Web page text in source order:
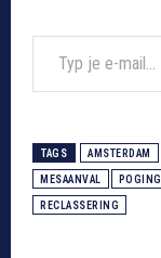
Typ je e-mail...
TAGS AMSTERDAM
MESAANVAL
RECLASSERING